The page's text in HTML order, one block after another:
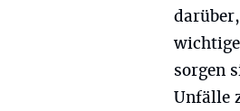
sorgen
Unfälle